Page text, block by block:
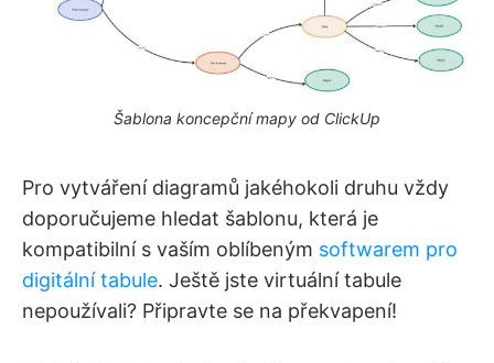
Šablona koncepční mapy od ClickUp
Pro vytváření diagramů jakéhokoli druhu vždy
doporučujeme hledat šablonu, která je
kompatibilní s vaším oblíbeným softwarem pro
digitální tabule. Ještě jste virtuální tabule
nepoužívali? Připravte se na překvapení!